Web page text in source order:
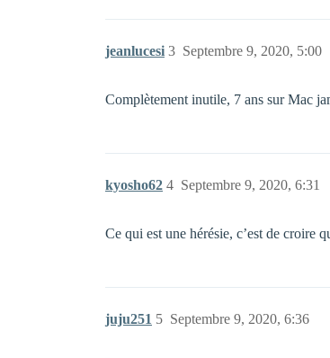
jeanlucesi Septembre 9, 2020, 5:00
3
Complètement inutile, 7 ans sur Mac
kyosho62 Septembre 9, 2020, 6:31
4
Ce qui est une hérésie, c’est de croire
juju251 Septembre 9, 2020, 6:36
5